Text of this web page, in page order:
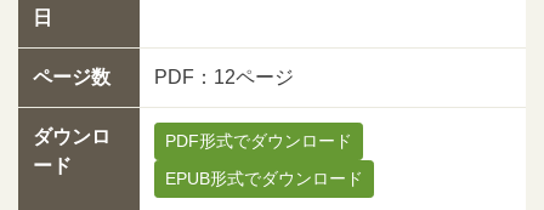
日
ページ数 PDF：12ページ
ダウンロ
ード
PDF形式でダウンロード
EPUB形式でダウンロード